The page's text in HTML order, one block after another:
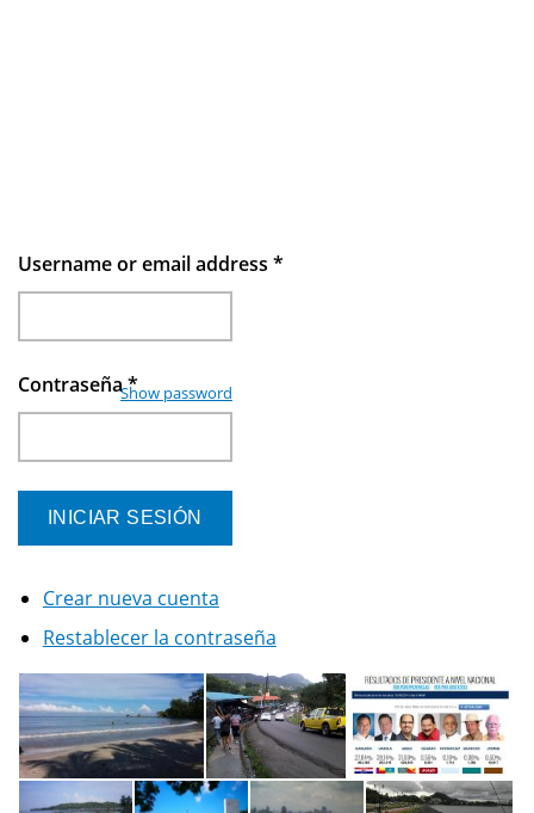
Username or email address *
Contraseña*
Show password
Crear nueva cuenta
Restablecer la contraseña